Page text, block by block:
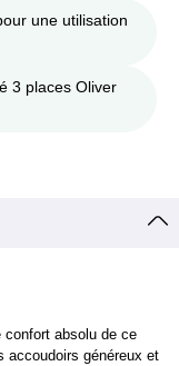
une utilisation
3 places Oliver
confort absolu de ce
accoudoirs généreux et